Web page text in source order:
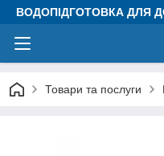
ВОДОПІДГОТОВКА ДЛЯ
Товари та послуги